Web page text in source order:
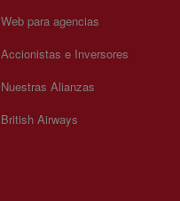
Web para agencias
Accionistas e Inversores
Nuestras Alianzas
British Airways